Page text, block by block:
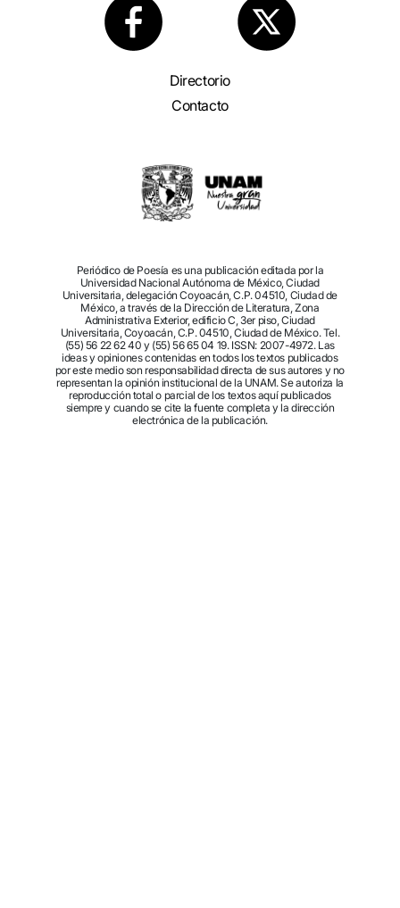
Directorio
Contacto
Periódico de Poesía es una publicación editada por la
Universidad Nacional Autónoma de México, Ciudad
Universitaria, delegación Coyoacán, C.P. 04510, Ciudad de
México, a través de la Dirección de Literatura, Zona
Administrativa Exterior, edificio C, 3er piso, Ciudad
Universitaria, Coyoacán, C.P. 04510, Ciudad de México. Tel.
(55) 56 22 62 40 y (55) 56 65 04 19. ISSN: 2007-4972. Las
ideas y opiniones contenidas en todos los textos publicados
por este medio son responsabilidad directa de sus autores y no
representan la opinión institucional de la UNAM. Se autoriza la
reproducción total o parcial de los textos aquí publicados
siempre y cuando se cite la fuente completa y la dirección
electrónica de la publicación.